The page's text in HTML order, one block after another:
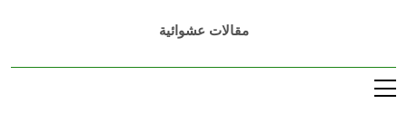
مقالات عشوائية